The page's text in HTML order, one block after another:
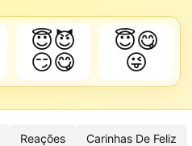
😇😈
😏😋
😇😋
😜
Reações Carinhas De Feliz